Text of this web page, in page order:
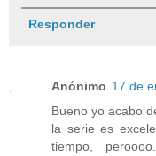
Responder
Anónimo 17 de
Bueno yo acabo
la serie es
tiempo,